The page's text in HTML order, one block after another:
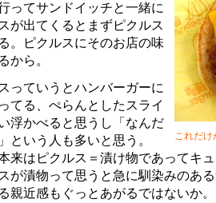
これだけ
ってサンドイッチと一緒に
が出てくるとまずピクルス
。ピクルスにそのお店の味
から。
っていうとハンバーガーに
てる、ぺらんとしたスライ
浮かべると思うし「なんだ
という人も多いと思う。
来はピクルス＝漬け物であってキ
が漬物って思うと急に馴染みのあ
親近感もぐっとあがるではないか